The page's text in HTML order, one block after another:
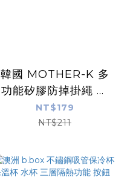
韓國 MOTHER-K 多
功能矽膠防掉掛繩 柔
軟耐用矽膠 一繩多用
煮沸消毒、洗碗機清洗
NT$179
NT$211